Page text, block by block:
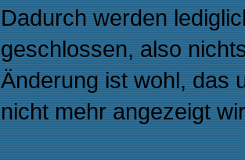
Dadurch werden
geschlossen, also
Änderung ist wohl, das
nicht mehr angezeigt